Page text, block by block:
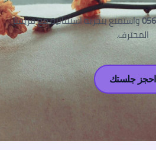
واستمتع بتجربة استثنائية مع فريقنا
المحترف.
احجز جلستك